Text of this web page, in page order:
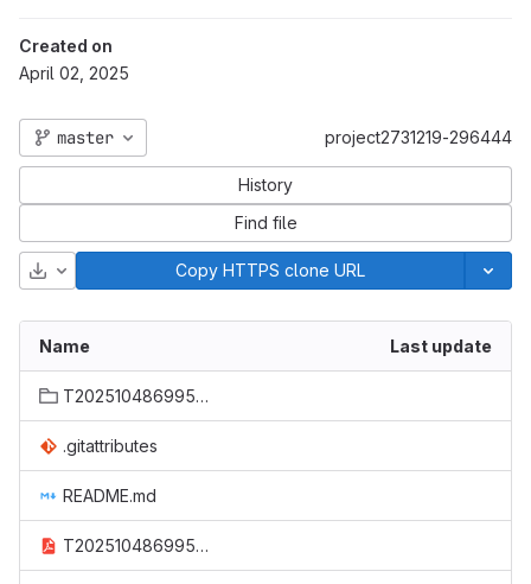
Created on
April 02, 2025
master project2731219-296444
History
Find file
Download Copy HTTPS clone URL
Name Last update
T202510486995364-源代码/MI
.gitattributes
README.md
T202510486995364-作品说明.pdf